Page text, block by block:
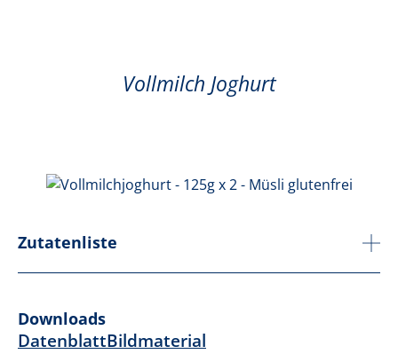
Vollmilch Joghurt
Zutatenliste
Downloads
DatenblattBildmaterial